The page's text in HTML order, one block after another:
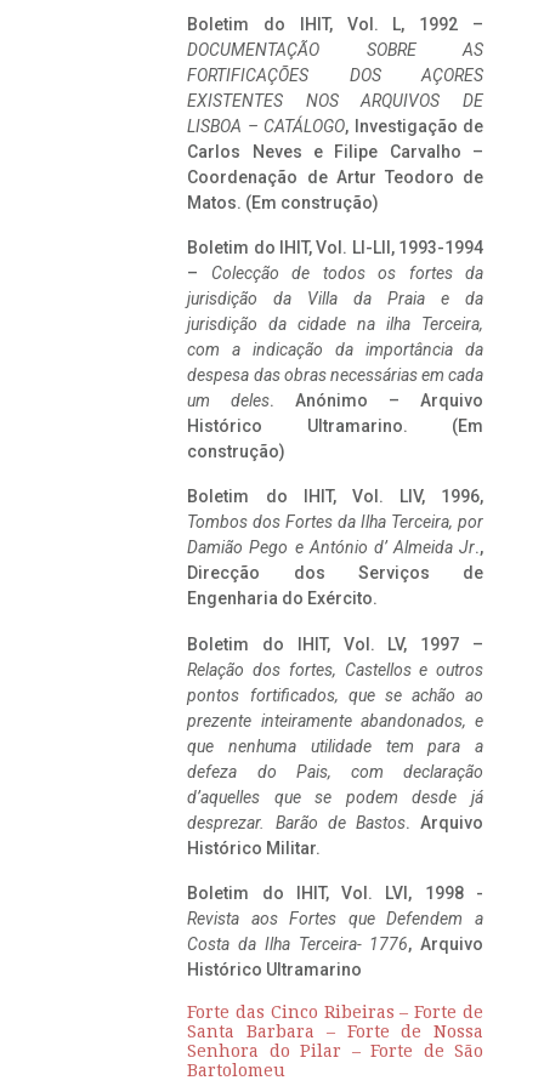
Boletim do IHIT, Vol. L, 1992 –
DOCUMENTAÇÃO SOBRE AS
FORTIFICAÇÕES DOS AÇORES
EXISTENTES NOS ARQUIVOS DE
LISBOA – CATÁLOGO, Investigação de
Carlos Neves e Filipe Carvalho –
Coordenação de Artur Teodoro de
Matos. (Em construção)
Boletim do IHIT, Vol. LI-LII, 1993-1994
– Colecção de todos os fortes da
jurisdição da Villa da Praia e da
jurisdição da cidade na ilha Terceira,
com a indicação da importância da
despesa das obras necessárias em cada
um deles. Anónimo – Arquivo
Histórico Ultramarino. (Em
construção)
Boletim do IHIT, Vol. LIV, 1996,
Tombos dos Fortes da Ilha Terceira, por
Damião Pego e António d’ Almeida Jr.,
Direcção dos Serviços de
Engenharia do Exército.
Boletim do IHIT, Vol. LV, 1997 –
Relação dos fortes, Castellos e outros
pontos fortificados, que se achão ao
prezente inteiramente abandonados, e
que nenhuma utilidade tem para a
defeza do Pais, com declaração
d’aquelles que se podem desde já
desprezar. Barão de Bastos. Arquivo
Histórico Militar.
Boletim do IHIT, Vol. LVI, 1998 -
Revista aos Fortes que Defendem a
Costa da Ilha Terceira- 1776, Arquivo
Histórico Ultramarino
Forte das Cinco Ribeiras – Forte de
Santa Barbara – Forte de Nossa
Senhora do Pilar – Forte de São
Bartolomeu